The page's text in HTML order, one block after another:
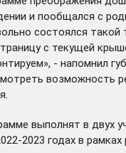
и пообщался с
состоялся
с текущей
- напомнил
выполнят в
2023 годах в